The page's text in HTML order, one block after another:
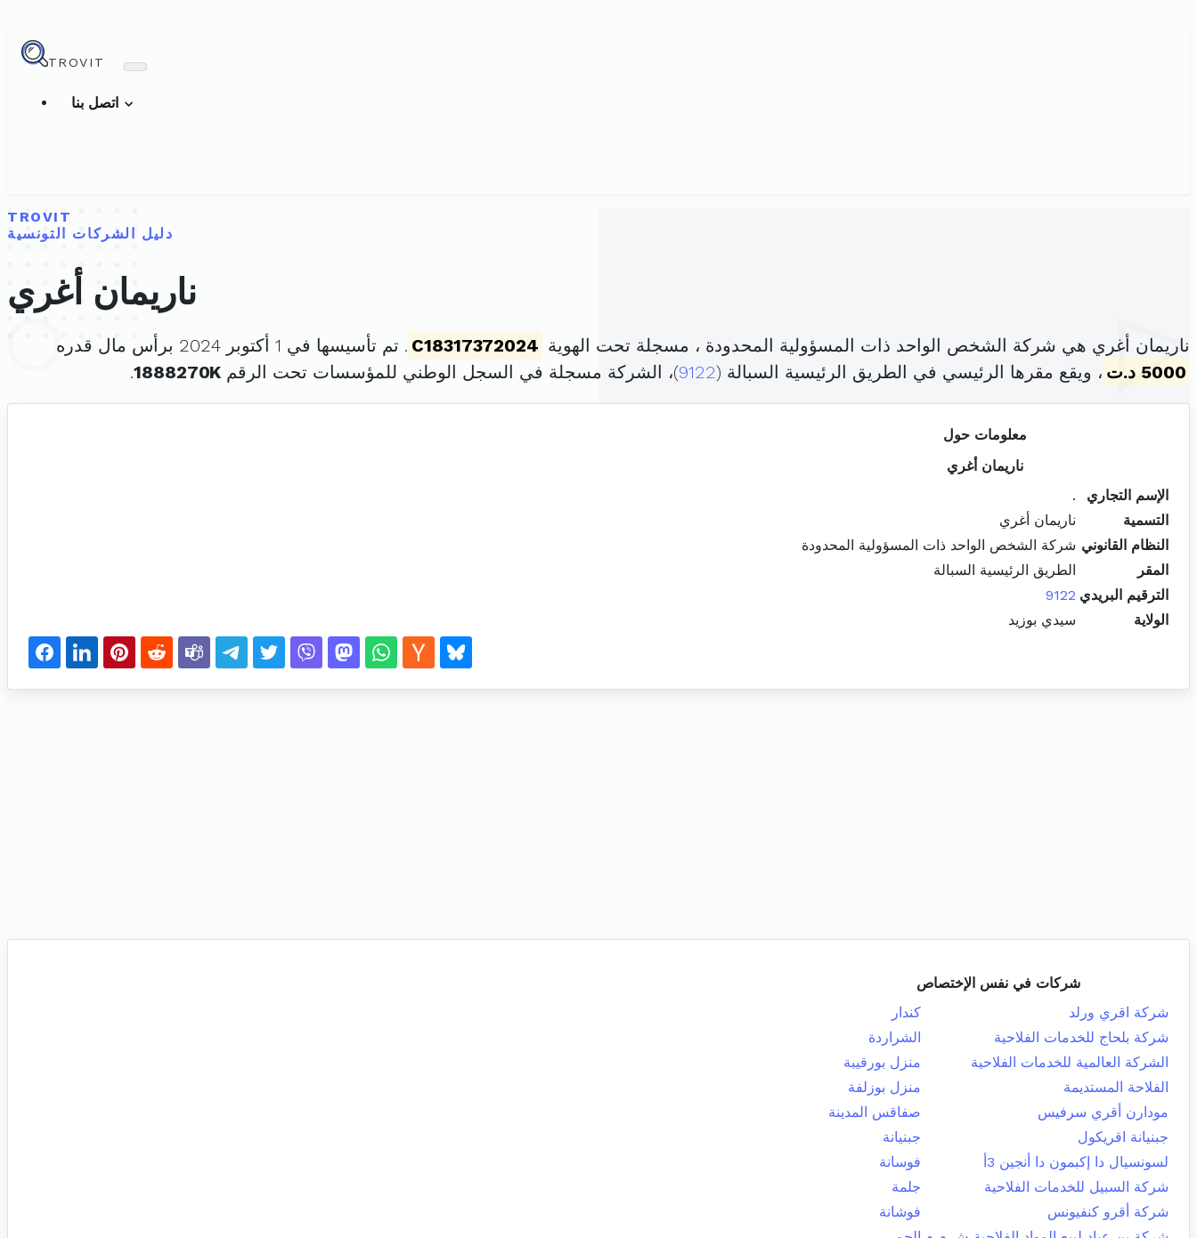
TROVIT
TROVIT
دليل الشركات التونسية
ناريمان أغري
ناريمان أغري هي شركة الشخص الواحد ذات المسؤولية المحدودة ، مسجلة تحت الهوية C18317372024 . تم تأسيسها في 1 أكتوبر 2024 برأس مال قدره
5000 د.ت
، ويقع مقرها الرئيسي في الطريق الرئيسية السبالة (9122)، الشركة مسجلة في السجل الوطني للمؤسسات تحت الرقم 1888270K
.
معلومات حول
ناريمان أغري
الإسم التجاري
.
التسمية
ناريمان أغري
النظام القانوني شركة الشخص الواحد ذات المسؤولية المحدودة
المقر
الطريق الرئيسية السبالة
الترقيم البريدي 9122
الولاية
سيدي بوزيد
شركات في نفس الإختصاص
شركة اقري ورلد
كندار
شركة بلحاج للخدمات الفلاحية
الشراردة
الشركة العالمية للخدمات الفلاحية
منزل بورقيبة
الفلاحة المستديمة
منزل بوزلفة
مودارن أقري سرفيس
صفاقس المدينة
جبنيانة اقريكول
جبنيانة
لسونسيال دا إكبمون دا أنجين 3أ
فوسانة
شركة السبيل للخدمات الفلاحية
جلمة
شركة أقرو كنفيونس
فوشانة